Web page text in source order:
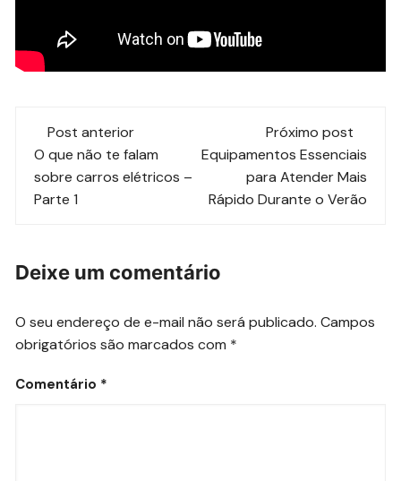
Navegação
de
post
Post anterior
O que não te falam
sobre carros elétricos –
Parte 1
Próximo post
Equipamentos Essenciais
para Atender Mais
Rápido Durante o Verão
Deixe um comentário
O seu endereço de e-mail não será publicado. Campos
obrigatórios são marcados com *
Comentário *